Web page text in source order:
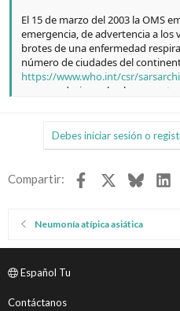
El 15 de marzo del 2003 la OMS
emergencia, de advertencia a los
brotes de una enfermedad
número de ciudades del
https://www.who.int/csr/
recomendaciones hechas en
personas enfermas, aumentar la
gran rapidez. El 27 de marzo (
recomendaron más medidas
enfermedad a nivel internacional
afectadas. Estas
el artículo siguiente. El 2 de abril la
recomendaciones dirigidas
fueran esenciales, a Hong Kong y
estas recomendaciones, los
Debes iniciar sesión o
Compartir: Facebook
Neumonía atípica asiática
Español Tu
Contáctanos